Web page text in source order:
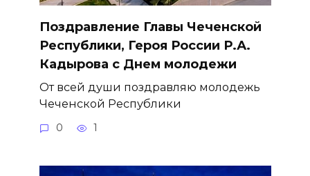
Поздравление Главы Чеченской
Республики, Героя России Р.А.
Кадырова с Днем молодежи
От всей души поздравляю молодежь
Чеченской Республики
0 1